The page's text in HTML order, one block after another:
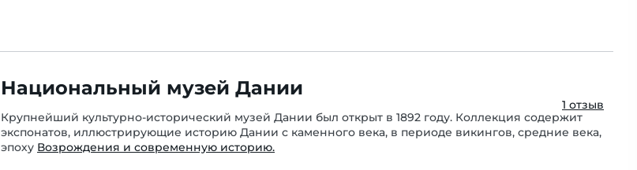
Национальный музей Дании
1 отзыв
Крупнейший культурно-исторический музей Дании был открыт в 1892 году. Коллекция содержит
экспонатов, иллюстрирующие историю Дании с каменного века, в периоде викингов, средние века,
эпоху Возрождения и современную историю.